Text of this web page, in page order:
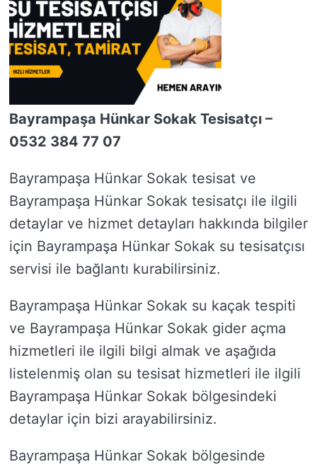
Bayrampaşa Hünkar Sokak Tesisatçı –
0532 384 77 07
Bayrampaşa Hünkar Sokak tesisat ve
Bayrampaşa Hünkar Sokak tesisatçı ile ilgili
detaylar ve hizmet detayları hakkında bilgiler
için Bayrampaşa Hünkar Sokak su tesisatçısı
servisi ile bağlantı kurabilirsiniz.
Bayrampaşa Hünkar Sokak su kaçak tespiti
ve Bayrampaşa Hünkar Sokak gider açma
hizmetleri ile ilgili bilgi almak ve aşağıda
listelenmiş olan su tesisat hizmetleri ile ilgili
Bayrampaşa Hünkar Sokak bölgesindeki
detaylar için bizi arayabilirsiniz.
Bayrampaşa Hünkar Sokak bölgesinde